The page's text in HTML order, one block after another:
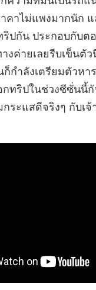
คาไม่แพงมากนัก
ปกัน ประกอบกับต
งค่ายเลยรีบเข็นตั
ก็กำลังเตรียมตัวหา
ทริปในช่วงซีซั่นนี้กั
ระแสดีจริงๆ กับเจ้